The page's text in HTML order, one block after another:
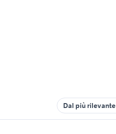
Dal più rilevante